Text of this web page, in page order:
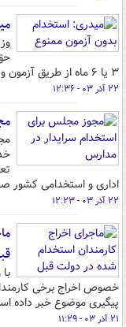
۳ یا ۶ ماه از طریق آزمون و سازمان امور استخدامی باید صورت پذیرد.
۲۲ آذر ۰۳ - ۱۲:۳۶
اداری و استخدامی کشور
۲۲ آذر ۰۳ - ۱۲:۲۳
خصوص اخراج برخی
پیگیری موضوع خبر داده
۲۱ آذر ۰۳ - ۱۱:۲۹